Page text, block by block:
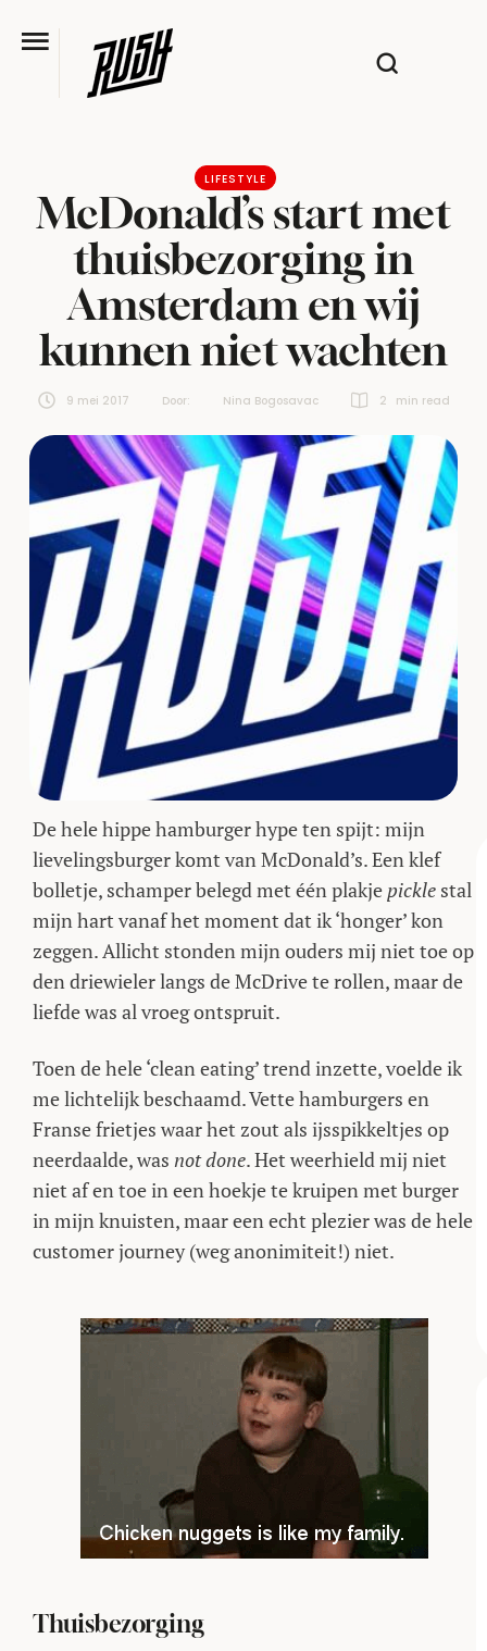
LIFESTYLE
McDonald’s start met
thuisbezorging in
Amsterdam en wij
kunnen niet wachten
9 mei 2017 Door: Nina Bogosavac 2 min read
De hele hippe hamburger hype ten spijt: mijn
lievelingsburger komt van McDonald’s. Een klef
bolletje, schamper belegd met één plakje pickle stal
mijn hart vanaf het moment dat ik ‘honger’ kon
zeggen. Allicht stonden mijn ouders mij niet toe op
den driewieler langs de McDrive te rollen, maar de
liefde was al vroeg ontspruit.
Toen de hele ‘clean eating’ trend inzette, voelde ik
me lichtelijk beschaamd. Vette hamburgers en
Franse frietjes waar het zout als ijsspikkeltjes op
neerdaalde, was not done. Het weerhield mij niet
niet af en toe in een hoekje te kruipen met burger
in mijn knuisten, maar een echt plezier was de hele
customer journey (weg anonimiteit!) niet.
Thuisbezorging